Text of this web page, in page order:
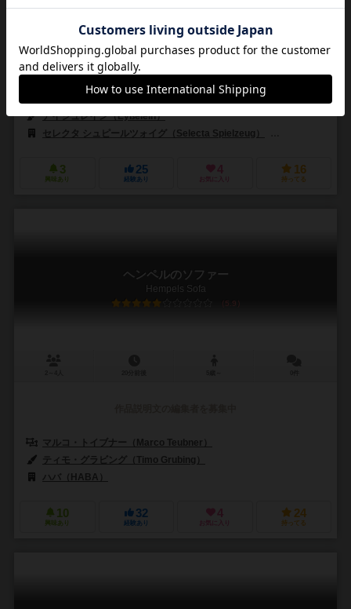
20分前後 5歳～
作品説明文の編集者を募集中
アイシュレイン（Eyßelein）
セレクタ シュピールツォイグ（Selecta Spielzeug）
3
興味あり
25
経験あり
4
お気に入り
16
持ってる
ヘンペルのソファー
Hempels Sofa
5.9
マルコ・トイブナー（Marco Teubner）
ティモ・グラビング（Timo Grubing）
ハバ（HABA）
10
興味あり
32
経験あり
4
お気に入り
24
持ってる